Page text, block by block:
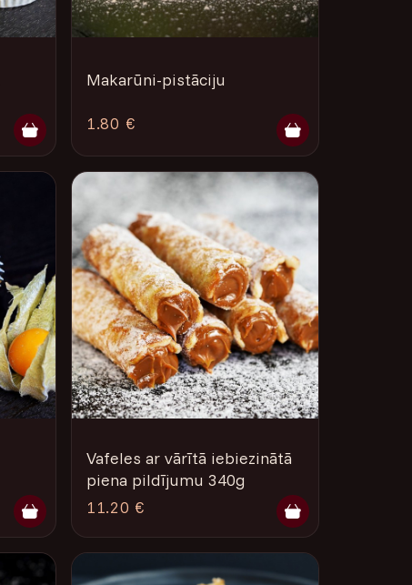
Makarūni-pistāciju
1.80 €
Vafeles ar vārītā iebiezinātā
piena pildījumu 340g
11.20 €